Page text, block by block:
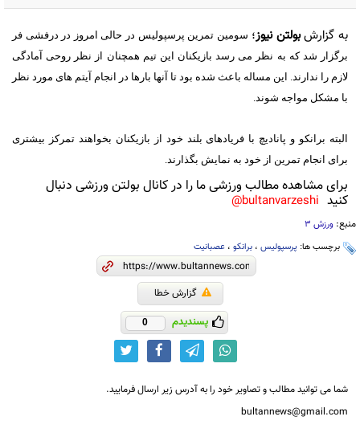
به گزارشبولتن نیوز؛ سومین تمرین پرسپولیس در حالی امروز در درفشی فر
برگزار شد که به نظر می رسد بازیکنان این تیم همچنان از نظر روحی آمادگی
لازم را ندارند. این مساله باعث شده بود تا آنها بارها در انجام آیتم های مورد نظر
با مشکل مواجه شوند.
البته برانکو و پانادیچ با فریادهای بلند خود از بازیکنان بخواهند تمرکز بیشتری
برای انجام تمرین از خود به نمایش بگذارند.
برای مشاهده مطالب ورزشی ما را در کانال بولتن ورزشی دنبال
کنید bultanvarzeshi@
منبع: ورزش 3
برچسب ها: پرسپولیس ، برانکو ، عصبانیت
گزارش خطا
پسندیدم 0
شما می توانید مطالب و تصاویر خود را به آدرس زیر ارسال فرمایید.
bultannews@gmail.com